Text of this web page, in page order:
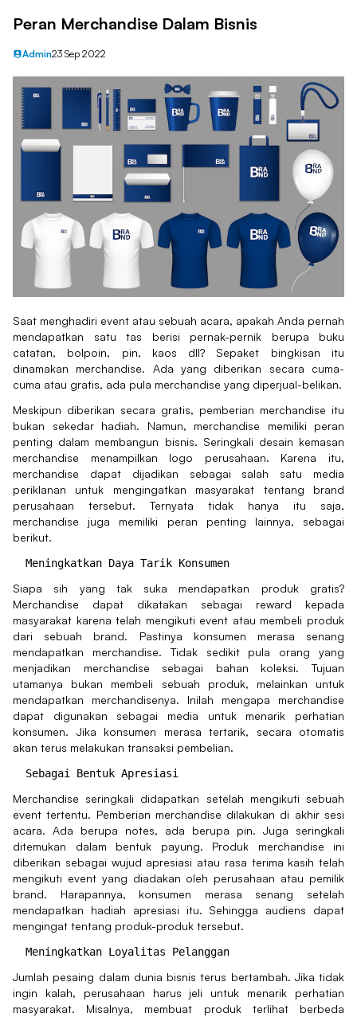
Peran Merchandise Dalam Bisnis
Admin23 Sep 2022
Saat menghadiri event atau sebuah acara, apakah Anda pernah
mendapatkan satu tas berisi pernak-pernik berupa buku
catatan, bolpoin, pin, kaos dll? Sepaket bingkisan itu
dinamakan merchandise. Ada yang diberikan secara cuma-
cuma atau gratis, ada pula merchandise yang diperjual-belikan.
Meskipun diberikan secara gratis, pemberian merchandise itu
bukan sekedar hadiah. Namun, merchandise memiliki peran
penting dalam membangun bisnis. Seringkali desain kemasan
merchandise menampilkan logo perusahaan. Karena itu,
merchandise dapat dijadikan sebagai salah satu media
periklanan untuk mengingatkan masyarakat tentang brand
perusahaan tersebut. Ternyata tidak hanya itu saja,
merchandise juga memiliki peran penting lainnya, sebagai
berikut.
Siapa sih yang tak suka mendapatkan produk gratis?
Merchandise dapat dikatakan sebagai reward kepada
masyarakat karena telah mengikuti event atau membeli produk
dari sebuah brand. Pastinya konsumen merasa senang
mendapatkan merchandise. Tidak sedikit pula orang yang
menjadikan merchandise sebagai bahan koleksi. Tujuan
utamanya bukan membeli sebuah produk, melainkan untuk
mendapatkan merchandisenya. Inilah mengapa merchandise
dapat digunakan sebagai media untuk menarik perhatian
konsumen. Jika konsumen merasa tertarik, secara otomatis
akan terus melakukan transaksi pembelian.
Merchandise seringkali didapatkan setelah mengikuti sebuah
event tertentu. Pemberian merchandise dilakukan di akhir sesi
acara. Ada berupa notes, ada berupa pin. Juga seringkali
ditemukan dalam bentuk payung. Produk merchandise ini
diberikan sebagai wujud apresiasi atau rasa terima kasih telah
mengikuti event yang diadakan oleh perusahaan atau pemilik
brand. Harapannya, konsumen merasa senang setelah
mendapatkan hadiah apresiasi itu. Sehingga audiens dapat
mengingat tentang produk-produk tersebut.
Jumlah pesaing dalam dunia bisnis terus bertambah. Jika tidak
ingin kalah, perusahaan harus jeli untuk menarik perhatian
masyarakat. Misalnya, membuat produk terlihat berbeda